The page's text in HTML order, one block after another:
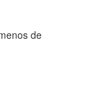
de